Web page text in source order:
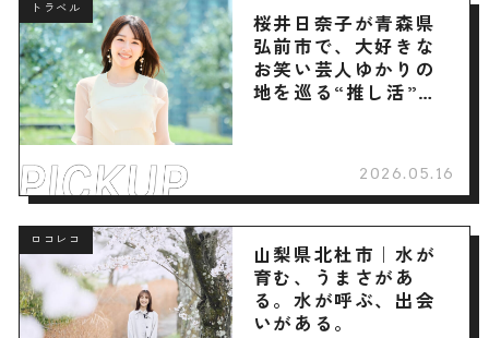
トラベル
桜井日奈子が青森県
弘前市で、大好きな
お笑い芸人ゆかりの
地を巡る“推し活”旅
2026.05.16
ロコレコ
山梨県北杜市｜水が
育む、うまさがあ
る。水が呼ぶ、出会
いがある。